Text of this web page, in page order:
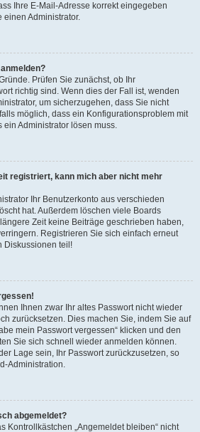
Ihre E-Mail-Adresse korrekt eingegeben
einen Administrator.
Prüfen Sie zunächst, ob Ihr
richtig sind. Wenn dies der Fall ist, wenden
um sicherzugehen, dass Sie nicht
möglich, dass ein Konfigurationsproblem mit
Administrator lösen muss.
registriert, kann mich aber nicht mehr
Ihr Benutzerkonto aus verschieden
hat. Außerdem löschen viele Boards
Zeit keine Beiträge geschrieben haben,
Registrieren Sie sich einfach erneut
Diskussionen teil!
Ihnen zwar Ihr altes Passwort nicht wieder
zurücksetzen. Dies machen Sie, indem Sie auf
mein Passwort vergessen“ klicken und den
Sie sich schnell wieder anmelden können.
Lage sein, Ihr Passwort zurückzusetzen, so
Administration.
abgemeldet?
Kontrollkästchen „Angemeldet bleiben“ nicht